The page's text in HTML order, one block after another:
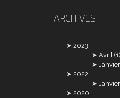
ARCHIVES
2023
Avril (1)
Janvier
2022
Janvier
2020